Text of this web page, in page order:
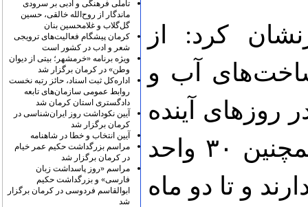
کرد: از
آب و
روز‌های آینده
به آب و برق مجهز می‌شوند و همچنین ۳۰ واحد
۸۰ درصد دارند و تا دو ماه
تأملی فرهنگی و ادبی بر سرودی
ماندگار از روح‌الله خالقی، حسین
گل‌گلاب و غلامحسین بنان
کرمان پیشگام فعالیت‌های ترویجی
شعر و ادب در کشور است
ویژه برنامه «خرمشهر؛ بیتی از دیوان
وطن» در کرمان برگزار شد
اداره‌کل ثبت اسناد، حائز رتبه نخست
روابط عمومی سازمان‌های تابعه
دادگستری استان کرمان شد
آیین نکوداشت روز ایران‌شناسی در
کرمان برگزار شد
آیین انتخاب و خطا در شاهنامه
مراسم بزرگداشت حکیم عمر خیام
در کرمان برگزار شد
مراسم «روز پاسداشت زبان
فارسی» و بزرگداشت حکیم
ابوالقاسم فردوسی در کرمان برگزار
شد